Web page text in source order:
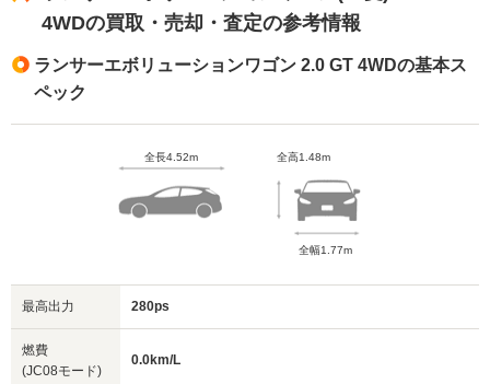
4WDの買取・売却・査定の参考情報
ランサーエボリューションワゴン 2.0 GT 4WDの基本ス
ペック
全長4.52m 全高1.48m
全幅1.77m
最高出力 280ps
燃費
(JC08モード)
0.0km/L